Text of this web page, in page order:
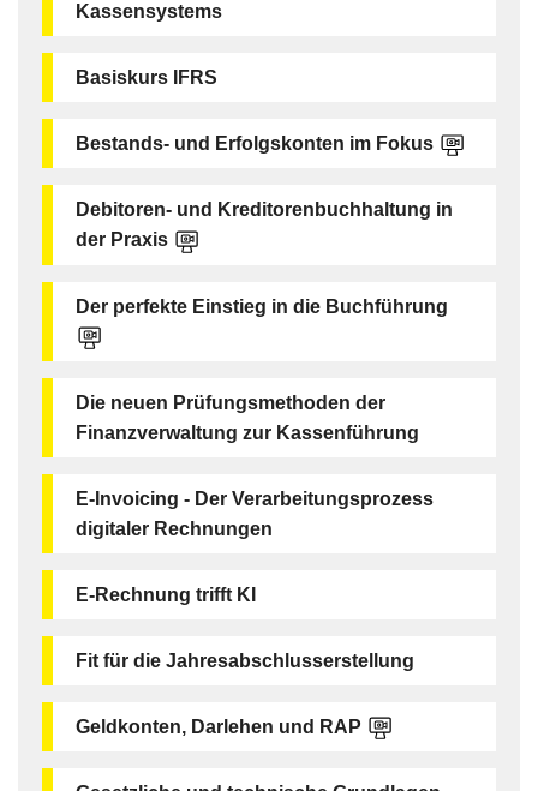
Kassensystems
Basiskurs IFRS
Bestands- und Erfolgskonten im Fokus
Debitoren- und Kreditorenbuchhaltung in
der Praxis
Der perfekte Einstieg in die Buchführung
Die neuen Prüfungsmethoden der
Finanzverwaltung zur Kassenführung
E-Invoicing - Der Verarbeitungsprozess
digitaler Rechnungen
E-Rechnung trifft KI
Fit für die Jahresabschlusserstellung
Geldkonten, Darlehen und RAP